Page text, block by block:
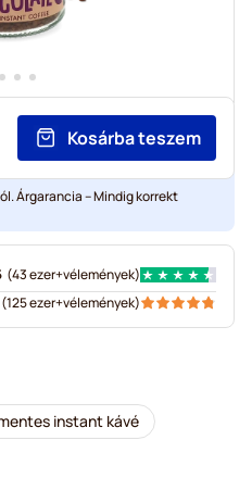
Kosárba teszem
Árgarancia – Mindig korrekt
(43 ezer+vélemények)
(125 ezer+vélemények)
instant kávé